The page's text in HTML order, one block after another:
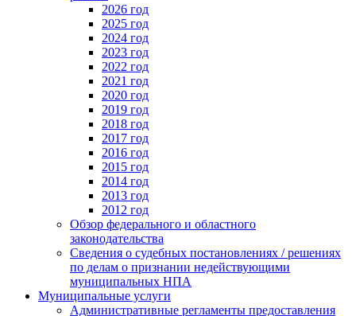
2026 год
2025 год
2024 год
2023 год
2022 год
2021 год
2020 год
2019 год
2018 год
2017 год
2016 год
2015 год
2014 год
2013 год
2012 год
Обзор федерального и областного
законодательства
Сведения о судебных постановлениях / решениях
по делам о признании недействующими
муниципальных НПА
Муниципальные услуги
Административные регламенты предоставления